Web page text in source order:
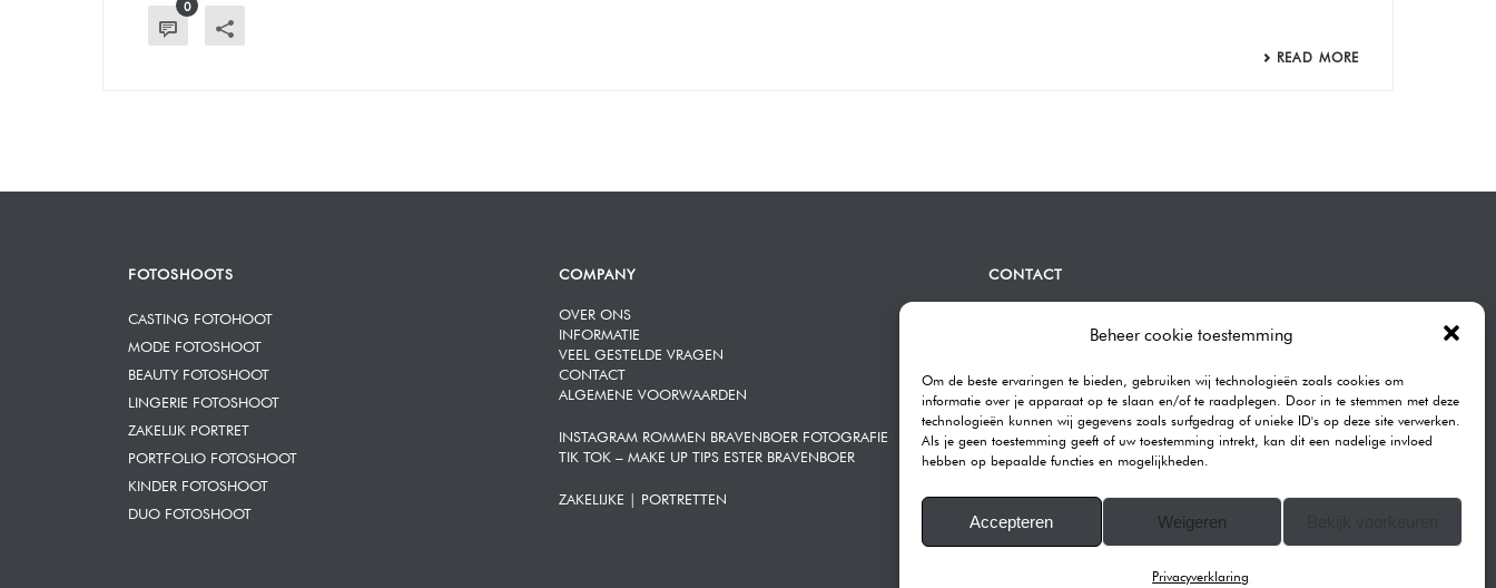
Beheer cookie toestemming
Om de beste ervaringen te bieden, gebruiken wij technologieën zoals cookies om
informatie over je apparaat op te slaan en/of te raadplegen. Door in te stemmen met deze
technologieën kunnen wij gegevens zoals surfgedrag of unieke ID's op deze site verwerken.
Als je geen toestemming geeft of uw toestemming intrekt, kan dit een nadelige invloed
hebben op bepaalde functies en mogelijkheden.
Accepteren Weigeren
Privacyverklaring
0
READ MORE
FOTOSHOOTS
CASTING FOTOHOOT
MODE FOTOSHOOT
BEAUTY FOTOSHOOT
LINGERIE FOTOSHOOT
ZAKELIJK PORTRET
PORTFOLIO FOTOSHOOT
KINDER FOTOSHOOT
DUO FOTOSHOOT
COMPANY
OVER ONS
INFORMATIE
VEEL GESTELDE VRAGEN
CONTACT
ALGEMENE VOORWAARDEN
INSTAGRAM ROMMEN BRAVENBOER FOTOGRAFIE
TIK TOK – MAKE UP TIPS ESTER BRAVENBOER
ZAKELIJKE | PORTRETTEN
CONTACT
Katendrechtse Lagedijk 443A
Telefoon: 0104101590
E-mail: info@rommenphotography.com
Our Reviews on Google
KVK: 68874537
All images on this website are copyrighted.